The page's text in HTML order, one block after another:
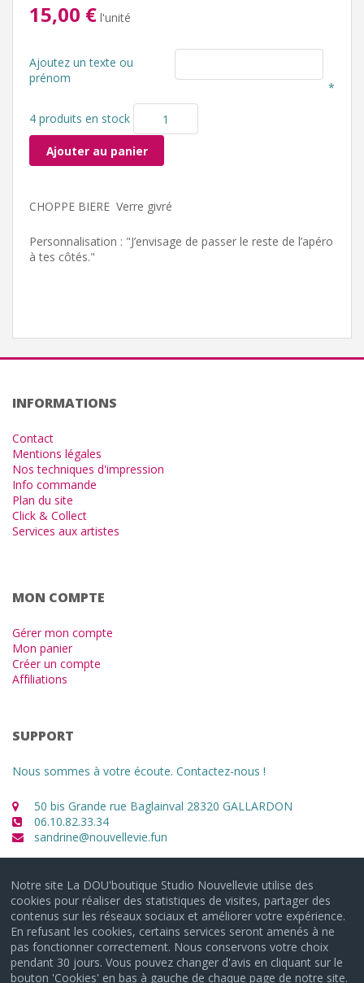
15,00 € l'unité
Ajoutez un texte ou
prénom
*
4 produits en stock
Ajouter au panier
CHOPPE BIERE Verre givré
Personnalisation : "J’envisage de passer le reste de l’apéro
à tes côtés."
INFORMATIONS
Contact
Mentions légales
Nos techniques d'impression
Info commande
Plan du site
Click & Collect
Services aux artistes
MON COMPTE
Gérer mon compte
Mon panier
Créer un compte
Affiliations
SUPPORT
Nous sommes à votre écoute. Contactez-nous !
50 bis Grande rue Baglainval 28320 GALLARDON
06.10.82.33.34
sandrine@nouvellevie.fun
Notre site La DOU'boutique Studio Nouvellevie utilise des
cookies pour réaliser des statistiques de visites, partager des
contenus sur les réseaux sociaux et améliorer votre expérience.
En refusant les cookies, certains services seront amenés à ne
pas fonctionner correctement. Nous conservons votre choix
pendant 30 jours. Vous pouvez changer d'avis en cliquant sur le
bouton 'Cookies' en bas à gauche de chaque page de notre site.
© 2021 - 2026 Studio NouvelleVie à GALLARDON